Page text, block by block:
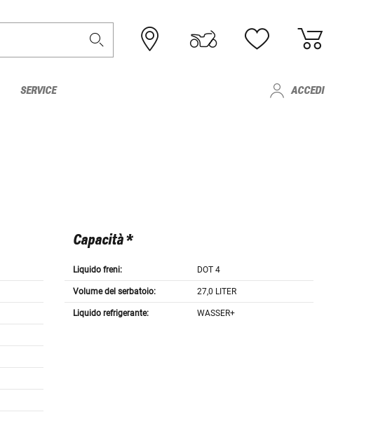
SERVICE ACCEDI
Capacità *
Liquido freni: DOT 4
Volume del serbatoio: 27,0 LITER
Liquido refrigerante: WASSER+